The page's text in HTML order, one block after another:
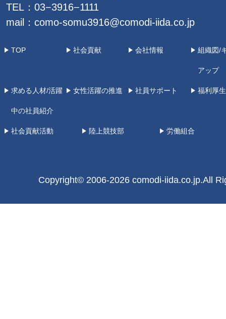
TEL：03−3916−1111
mail：como-somu3916@comodi-iida.co.jp
TOP 社会貢献 会社情報 組織図/
アップ
求める人材/活躍
中の社員紹介
女性活躍の推進 社員サポート 福利厚生
社会貢献活動 陸上競技部 労働組合
Copyright© 2006-2026 comodi-iida.co.jp.All